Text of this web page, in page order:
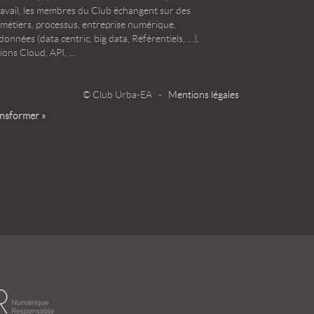
les membres du Club échangent sur des
processus, entreprise numérique,
(data centric, big data, Référentiels, …),
Cloud, API, …
© Club Urba-EA - Mentions légales
»